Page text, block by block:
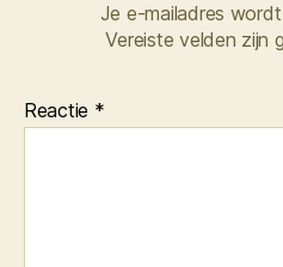
Je e-mailadres
Vereiste velden zijn
Reactie *